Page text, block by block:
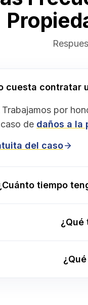
cuesta contratar
por
de daños a la
del caso
tiempo